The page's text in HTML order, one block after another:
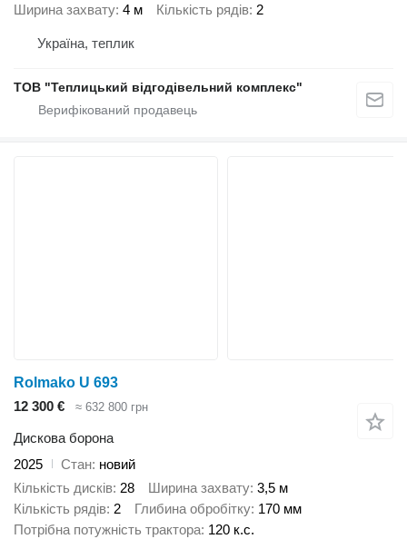
Ширина захвату 4 м Кількість рядів 2
Україна, теплик
ТОВ "Теплицький відгодівельний комплекс"
Rolmako U 693
12 300 €
≈ 632 800 грн
Дискова борона
2025
Стан новий
Кількість дисків 28 Ширина захвату 3,5 м
Кількість рядів 2 Глибина обробітку 170 мм
Потрібна потужність трактора 120 к.с.